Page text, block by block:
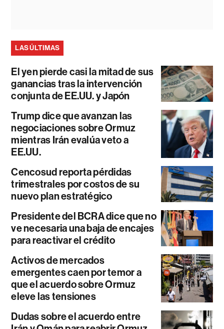
LAS ÚLTIMAS
El yen pierde casi la mitad de sus
ganancias tras la intervención
conjunta de EE.UU. y Japón
Trump dice que avanzan las
negociaciones sobre Ormuz
mientras Irán evalúa veto a
EE.UU.
Cencosud reporta pérdidas
trimestrales por costos de su
nuevo plan estratégico
Presidente del BCRA dice que no
ve necesaria una baja de encajes
para reactivar el crédito
Activos de mercados
emergentes caen por temor a
que el acuerdo sobre Ormuz
eleve las tensiones
Dudas sobre el acuerdo entre